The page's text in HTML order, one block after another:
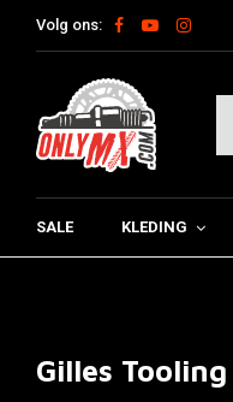
Volg ons:
SALE KLEDING
Gilles Tooling